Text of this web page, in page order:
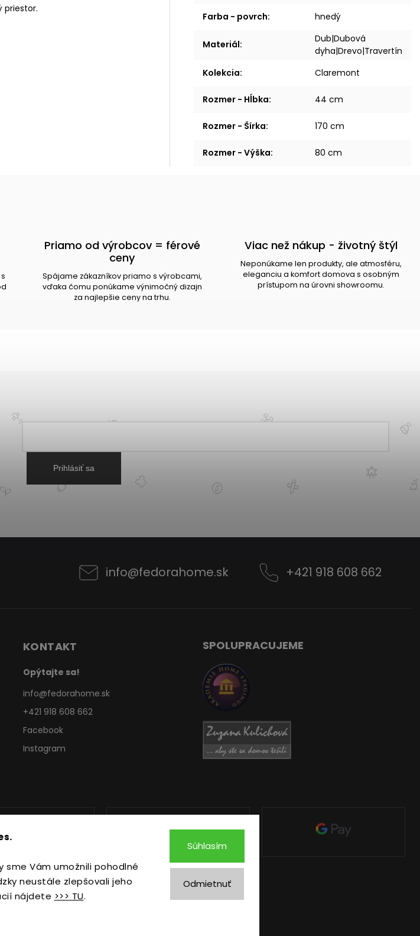
sme Vám umožnili pohodlné
neustále zlepšovali jeho
nájdete >>> TU.
Odmietnuť
Súhlasím
priestor.
Farba - povrch: hnedý
Materiál:
Dub|Dubová
dyha|Drevo|Travertín
Kolekcia: Claremont
Rozmer - Hĺbka: 44 cm
Rozmer - Šírka: 170 cm
Rozmer - Výška: 80 cm
Priamo od výrobcov = férové
ceny
Spájame zákazníkov priamo s výrobcami,
vďaka čomu ponúkame výnimočný dizajn
za najlepšie ceny na trhu.
Viac než nákup - životný štýl
Neponúkame len produkty, ale atmosféru,
eleganciu a komfort domova s osobným
prístupom na úrovni showroomu.
Prihlásiť sa
info@fedorahome.sk +421 918 608 662
KONTAKT
Opýtajte sa!
info@fedorahome.sk
+421 918 608 662
Facebook
Instagram
SPOLUPRACUJEME
. Všetky práva vyhradené.